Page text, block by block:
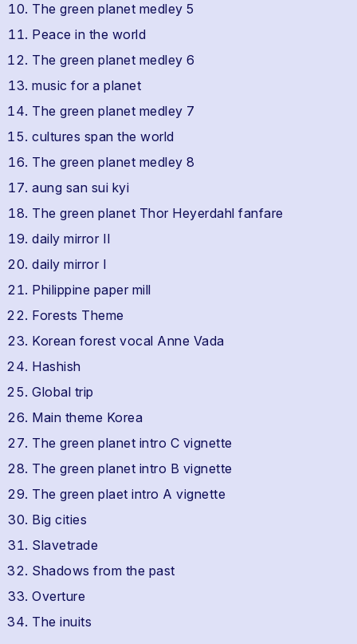
The green planet medley 5
Peace in the world
The green planet medley 6
music for a planet
The green planet medley 7
cultures span the world
The green planet medley 8
aung san sui kyi
The green planet Thor Heyerdahl fanfare
daily mirror II
daily mirror I
Philippine paper mill
Forests Theme
Korean forest vocal Anne Vada
Hashish
Global trip
Main theme Korea
The green planet intro C vignette
The green planet intro B vignette
The green plaet intro A vignette
Big cities
Slavetrade
Shadows from the past
Overture
The inuits